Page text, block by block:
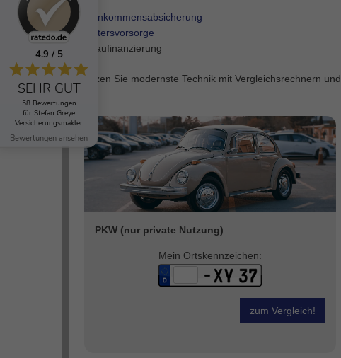
Einkommensabsicherung
Altersvorsorge
Baufinanzierung
Nutzen Sie modernste Technik mit Vergleichsrechnern und
PKW (nur private Nutzung)
Mein Ortskennzeichen:
zum Vergleich!
4.9 / 5
SEHR GUT
58 Bewertungen
für Stefan Greye
Versicherungsmakler
Bewertungen ansehen